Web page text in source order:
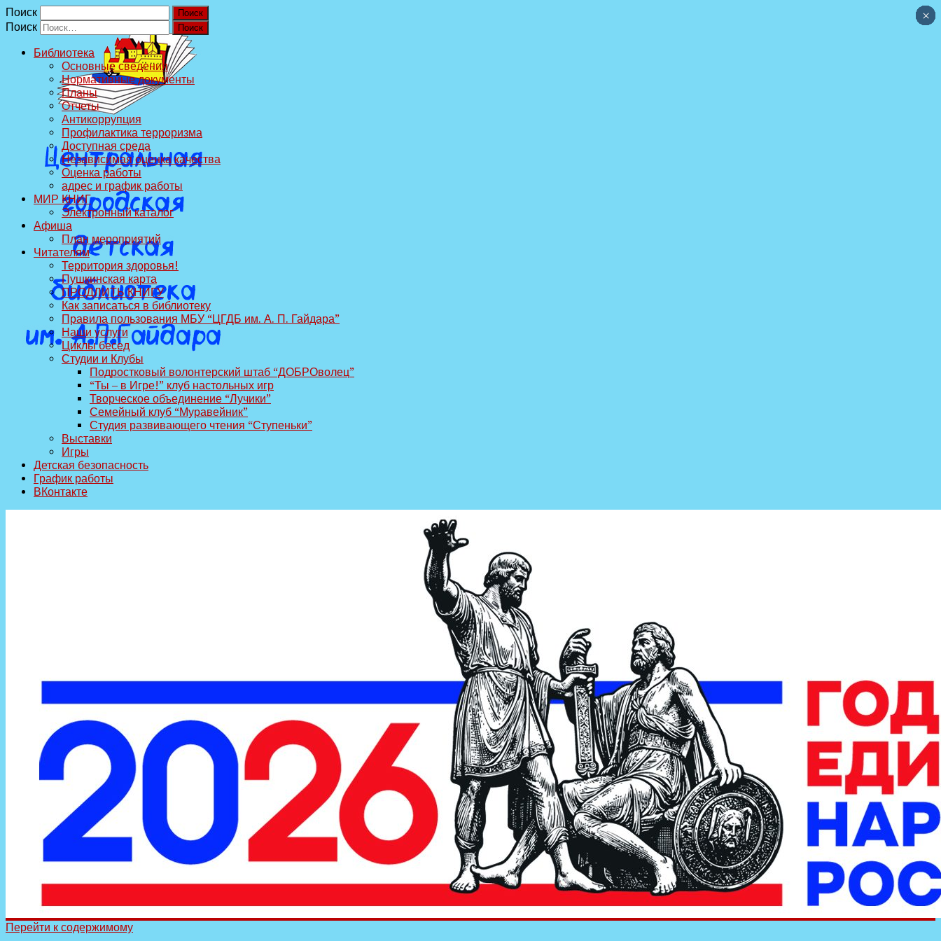
Поиск
Поиск
Библиотека
Основные сведения
Нормативные документы
Планы
Отчеты
Антикоррупция
Профилактика терроризма
Доступная среда
Независимая оценка качества
Оценка работы
адрес и график работы
МИР КНИГ
Электронный каталог
Афиша
План мероприятий
Читателям
Территория здоровья!
Пушкинская карта
ПРОДЛИТЬ КНИГУ
Как записаться в библиотеку
Правила пользования МБУ “ЦГДБ им. А. П. Гайдара”
Наши услуги
Циклы бесед
Студии и Клубы
Подростковый волонтерский штаб “ДОБРОволец”
“Ты – в Игре!” клуб настольных игр
Творческое объединение “Лучики”
Семейный клуб “Муравейник”
Студия развивающего чтения “Ступеньки”
Выставки
Игры
Детская безопасность
График работы
ВКонтакте
Перейти к содержимому
×
×
×
×
×
×
×
×
×
×